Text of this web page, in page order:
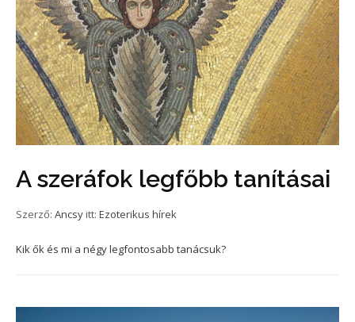
A szeráfok legfőbb tanításai
Szerző: Ancsy itt: Ezoterikus hírek
Kik ők és mi a négy legfontosabb tanácsuk?